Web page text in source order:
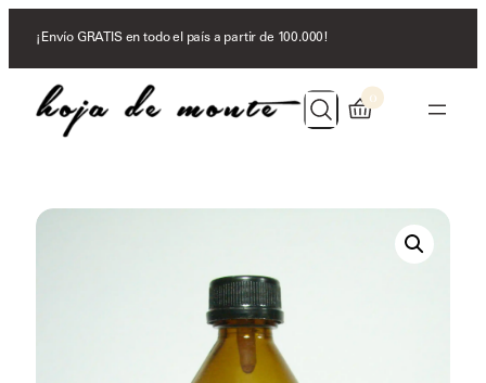
¡Envío GRATIS en todo el país a partir de 100.000!
Search
0
Search